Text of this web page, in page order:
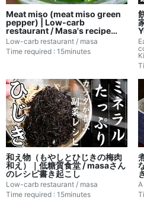
Meat miso (meat miso green
pepper) | Low-carb
restaurant / Masa's recipe
transcription
Low-carb restaurant / masa
Time required : 15minutes
和え物（もやしとひじきの梅肉
和え）｜低糖質食堂 / masaさん
のレシピ書き起こし
Low-carb restaurant / masa
Time required : 15minutes